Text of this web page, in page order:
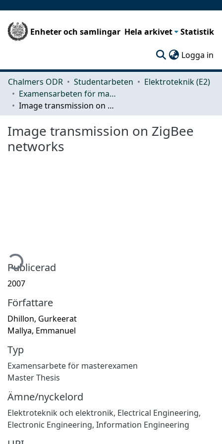
Enheter och samlingar Hela arkivet Statistik
Logga in
Chalmers ODR Studentarbeten
Elektroteknik (E2)
Examensarbeten för masterexamen
Image transmission on ZigBee networks
Image transmission on ZigBee
networks
Publicerad
2007
Författare
Dhillon, Gurkeerat
Mallya, Emmanuel
Typ
Examensarbete för masterexamen
Master Thesis
Ämne/nyckelord
Elektroteknik och elektronik, Electrical Engineering,
Electronic Engineering, Information Engineering